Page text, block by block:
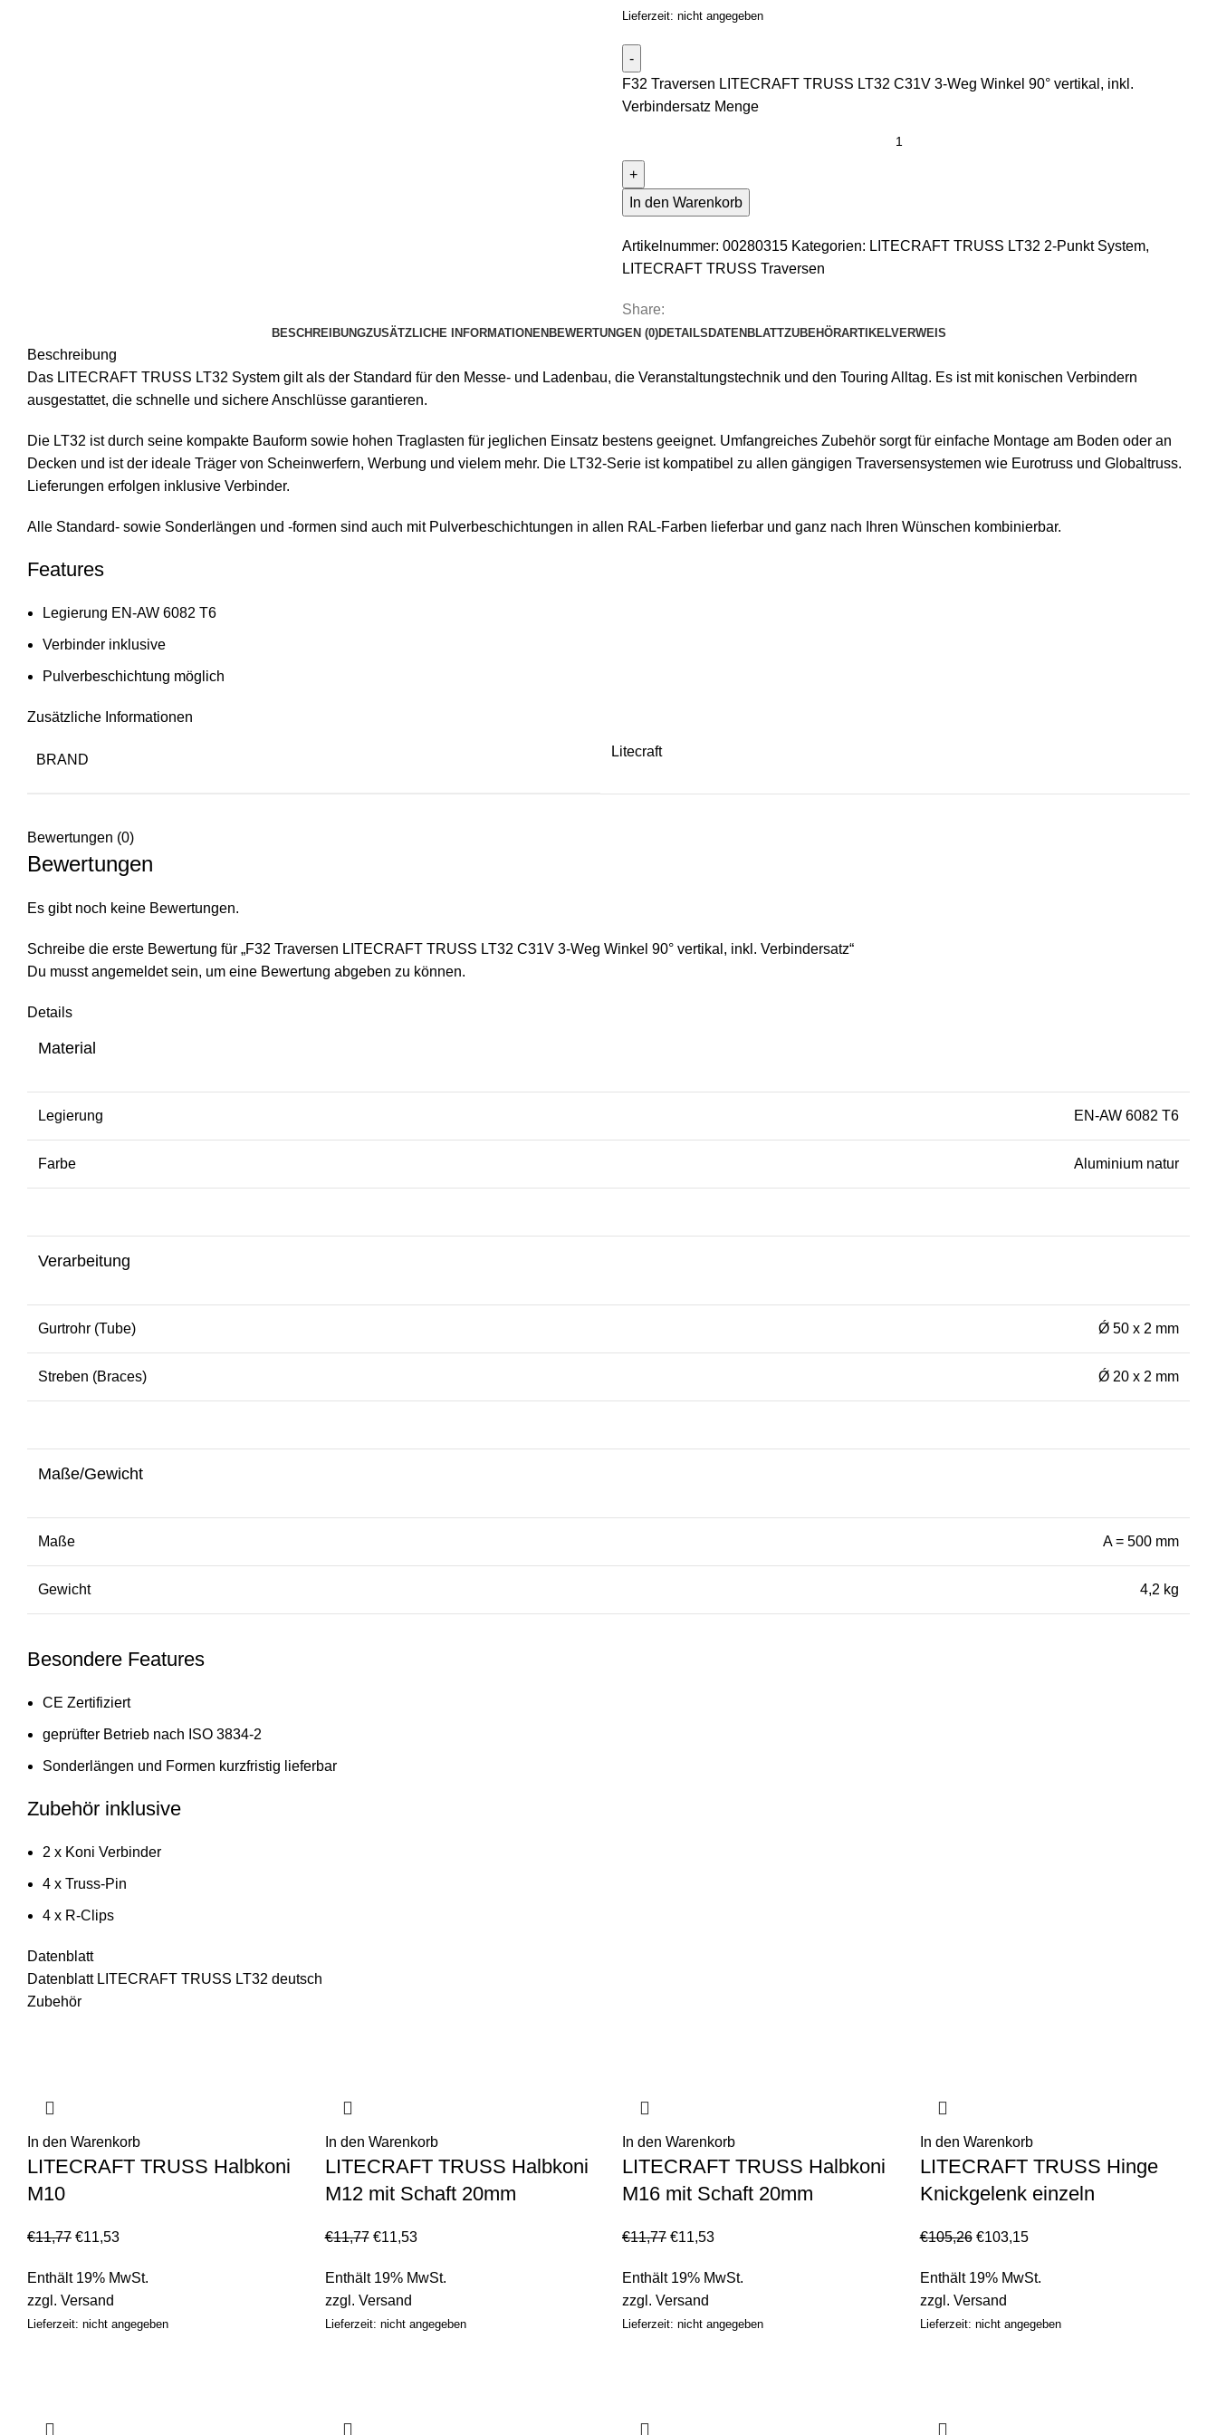
Lieferzeit: nicht angegeben
F32 Traversen LITECRAFT TRUSS LT32 C31V 3-Weg Winkel 90° vertikal, inkl.
Verbindersatz Menge
In den Warenkorb
Artikelnummer: 00280315 Kategorien: LITECRAFT TRUSS LT32 2-Punkt System,
LITECRAFT TRUSS Traversen
Share:
BESCHREIBUNGZUSÄTZLICHE INFORMATIONEN BEWERTUNGEN (0)DETAILS DATENBLATTZUBEHÖRARTIKELVERWEIS
Beschreibung
Das LITECRAFT TRUSS LT32 System gilt als der Standard für den Messe- und Ladenbau, die Veranstaltungstechnik und den Touring Alltag. Es ist mit konischen Verbindern
ausgestattet, die schnelle und sichere Anschlüsse garantieren.
Die LT32 ist durch seine kompakte Bauform sowie hohen Traglasten für jeglichen Einsatz bestens geeignet. Umfangreiches Zubehör sorgt für einfache Montage am Boden oder an
Decken und ist der ideale Träger von Scheinwerfern, Werbung und vielem mehr. Die LT32-Serie ist kompatibel zu allen gängigen Traversensystemen wie Eurotruss und Globaltruss.
Lieferungen erfolgen inklusive Verbinder.
Alle Standard- sowie Sonderlängen und -formen sind auch mit Pulverbeschichtungen in allen RAL-Farben lieferbar und ganz nach Ihren Wünschen kombinierbar.
Features
Legierung EN-AW 6082 T6
Verbinder inklusive
Pulverbeschichtung möglich
Zusätzliche Informationen
BRAND
Litecraft
Bewertungen (0)
Bewertungen
Es gibt noch keine Bewertungen.
Schreibe die erste Bewertung für „F32 Traversen LITECRAFT TRUSS LT32 C31V 3-Weg Winkel 90° vertikal, inkl. Verbindersatz“
Du musstangemeldetsein, um eine Bewertung abgeben zu können.
Details
Material
Legierung EN-AW 6082 T6
Farbe Aluminium natur
Verarbeitung
Gurtrohr (Tube) Ǿ 50 x 2 mm
Streben (Braces) Ǿ 20 x 2 mm
Maße/Gewicht
Maße A = 500 mm
Gewicht 4,2 kg
Besondere Features
CE Zertifiziert
geprüfter Betrieb nach ISO 3834-2
Sonderlängen und Formen kurzfristig lieferbar
Zubehör inklusive
2 x Koni Verbinder
4 x Truss-Pin
4 x R-Clips
Datenblatt
Datenblatt LITECRAFT TRUSS LT32 deutsch
Zubehör
In den Warenkorb
LITECRAFT TRUSS Halbkoni
M10
€11,77 €11,53
Enthält 19% MwSt.
zzgl. Versand
Lieferzeit: nicht angegeben
In den Warenkorb
LITECRAFT TRUSS Halbkoni
M12 mit Schaft 20mm
€11,77 €11,53
Enthält 19% MwSt.
zzgl. Versand
Lieferzeit: nicht angegeben
In den Warenkorb
LITECRAFT TRUSS Halbkoni
M16 mit Schaft 20mm
€11,77 €11,53
Enthält 19% MwSt.
zzgl. Versand
Lieferzeit: nicht angegeben
In den Warenkorb
LITECRAFT TRUSS Hinge
Knickgelenk einzeln
€105,26 €103,15
Enthält 19% MwSt.
zzgl. Versand
Lieferzeit: nicht angegeben